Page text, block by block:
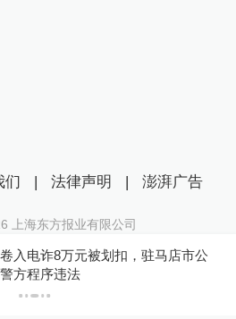
入电诈8万元被划扣，驻马店市公
方程序违法
们 | 法律声明 | 澎湃广告
上海东方报业有限公司
| 沪ICP备14003370号
务许可证：31120170006
备 31010602000299号